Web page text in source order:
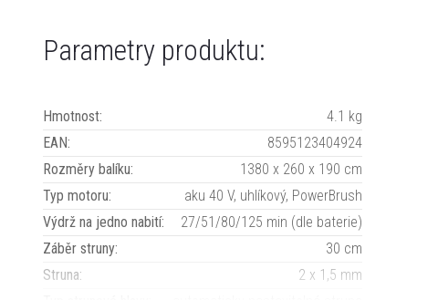
Parametry produktu:
Hmotnost:
4.1 kg
EAN:
8595123404924
Rozměry balíku:
1380 x 260 x 190 cm
Typ motoru:
aku 40 V, uhlíkový, PowerBrush
Výdrž na jedno nabití:
27/51/80/125 min (dle baterie)
Záběr struny:
30 cm
Struna:
2 x 1,5 mm